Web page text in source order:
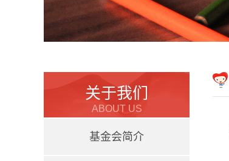
关于我们
ABOUT US
基金会简介